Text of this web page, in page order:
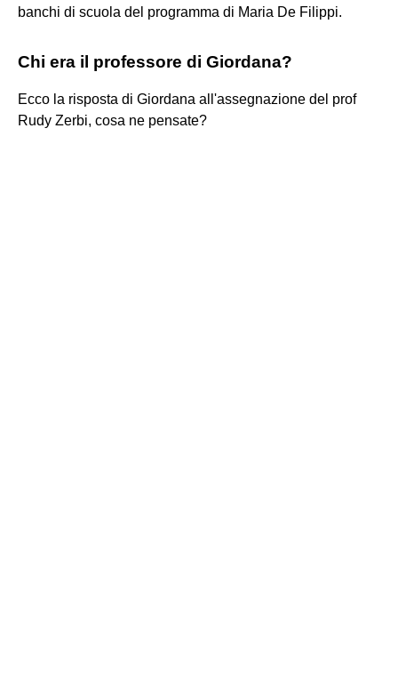
banchi di scuola del programma di Maria De Filippi.
Chi era il professore di Giordana?
Ecco la risposta di Giordana all'assegnazione del prof
Rudy Zerbi, cosa ne pensate?